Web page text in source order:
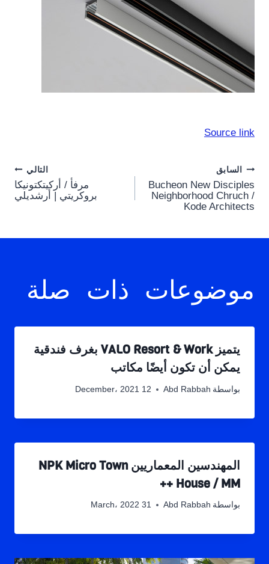
Source link
Post
navigation
السابق
Bucheon New Disciples
Neighborhood Chruch /
Kode Architects
التالي
مرفأ / أركيتكتونيكا
بروكريتي | أرشديلي
موضوعات ذات صلة
يتميز VALO Resort & Work بغرف فندقية
يمكن أن تكون أيضًا مكاتب
بواسطة Abd Rabbah 12 December، 2021
المهندسين المعماريين NPK Micro Town
House / MM ++
بواسطة Abd Rabbah 31 March، 2022